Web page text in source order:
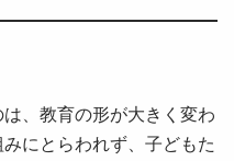
、教育の形が大きく変わ
にとらわれず、子どもた